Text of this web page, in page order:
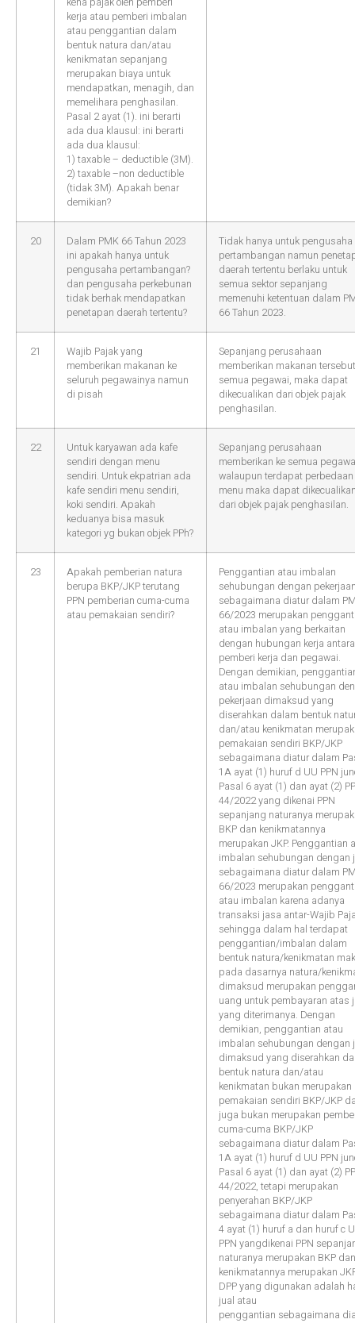
kerja atau pemberi imbalan
atau penggantian dalam
bentuk natura dan/atau
kenikmatan sepanjang
merupakan biaya untuk
mendapatkan, menagih, dan
memelihara penghasilan.
Pasal 2 ayat (1). ini berarti
ada dua klausul: ini berarti
ada dua klausul:
1) taxable – deductible (3M).
2) taxable –non deductible
(tidak 3M). Apakah benar
demikian?
20
Dalam PMK 66 Tahun 2023
ini apakah hanya untuk
pengusaha pertambangan?
dan pengusaha perkebunan
tidak berhak mendapatkan
penetapan daerah tertentu?
Tidak hanya untuk pengusaha
pertambangan namun
daerah tertentu berlaku untuk
semua sektor sepanjang
memenuhi ketentuan dalam
66 Tahun 2023.
21
Wajib Pajak yang
memberikan makanan ke
seluruh pegawainya namun
di pisah
Sepanjang perusahaan
memberikan makanan
semua pegawai, maka dapat
dikecualikan dari objek pajak
penghasilan.
22
Untuk karyawan ada kafe
sendiri dengan menu
sendiri. Untuk ekpatrian ada
kafe sendiri menu sendiri,
koki sendiri. Apakah
keduanya bisa masuk
kategori yg bukan objek PPh?
Sepanjang perusahaan
memberikan ke semua
walaupun terdapat perbedaan
menu maka dapat
dari objek pajak penghasilan.
23
Apakah pemberian natura
berupa BKP/JKP terutang
PPN pemberian cuma-cuma
atau pemakaian sendiri?
Penggantian atau imbalan
sehubungan dengan
sebagaimana diatur dalam
66/2023 merupakan
atau imbalan yang berkaitan
dengan hubungan kerja antara
pemberi kerja dan pegawai.
Dengan demikian,
atau imbalan sehubungan
pekerjaan dimaksud yang
diserahkan dalam bentuk
dan/atau kenikmatan
pemakaian sendiri BKP/JKP
sebagaimana diatur dalam
1A ayat (1) huruf d UU PPN
Pasal 6 ayat (1) dan ayat (2)
44/2022 yang dikenai PPN
sepanjang naturanya
BKP dan kenikmatannya
merupakan JKP. Penggantian
imbalan sehubungan dengan
sebagaimana diatur dalam
66/2023 merupakan
atau imbalan karena adanya
transaksi jasa antar-Wajib
sehingga dalam hal terdapat
penggantian/imbalan dalam
bentuk natura/kenikmatan
pada dasarnya natura/
dimaksud merupakan
uang untuk pembayaran atas
yang diterimanya. Dengan
demikian, penggantian atau
imbalan sehubungan dengan
dimaksud yang diserahkan
bentuk natura dan/atau
kenikmatan bukan merupakan
pemakaian sendiri BKP/JKP
juga bukan merupakan
cuma-cuma BKP/JKP
sebagaimana diatur dalam
1A ayat (1) huruf d UU PPN
Pasal 6 ayat (1) dan ayat (2)
44/2022, tetapi merupakan
penyerahan BKP/JKP
sebagaimana diatur dalam
4 ayat (1) huruf a dan huruf c
PPN yangdikenai PPN
naturanya merupakan BKP dan
kenikmatannya merupakan
DPP yang digunakan adalah
jual atau
penggantian sebagaimana